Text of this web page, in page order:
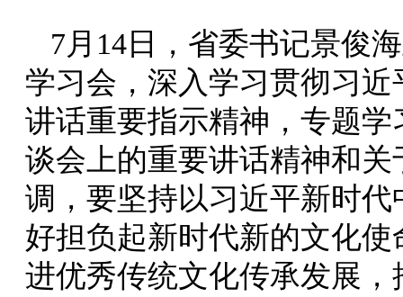
7月14日，省委书记景俊
学习会，深入学习贯彻习
讲话重要指示精神，专题
谈会上的重要讲话精神和
调，要坚持以习近平新时
好担负起新时代新的文化
进优秀传统文化传承发展